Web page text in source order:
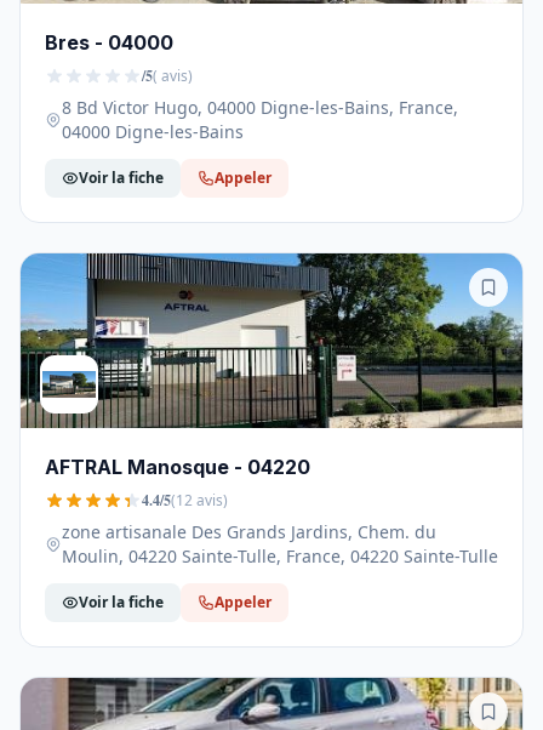
Bres - 04000
/5( avis)
8 Bd Victor Hugo, 04000 Digne-les-Bains, France,
04000 Digne-les-Bains
Voir la fiche Appeler
AFTRAL Manosque - 04220
4.4/5(12 avis)
zone artisanale Des Grands Jardins, Chem. du
Moulin, 04220 Sainte-Tulle, France, 04220 Sainte-Tulle
Voir la fiche Appeler